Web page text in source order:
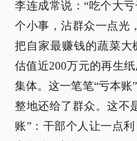
李连成常说：“吃个大
个小事，沾群众一点
把自家最赚钱的蔬菜
估值近200万元的再生
集体。这一笔笔“亏本
整地还给了群众。这不
账”：干部个人让一点